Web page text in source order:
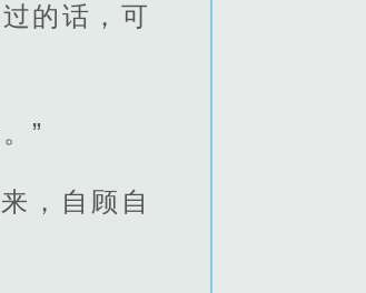
的话，可
”
，自顾自